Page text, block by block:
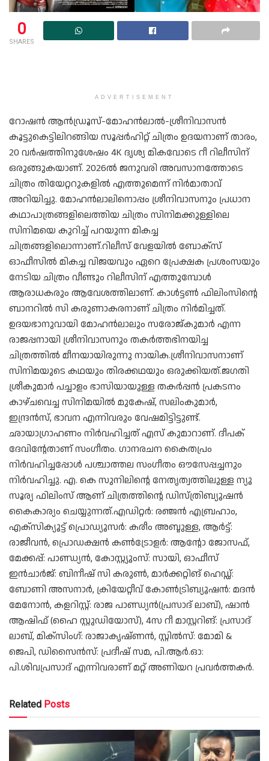
0
SHARES
ADVERTISEMENT
റോഷന്‍ ആന്‍ഡ്രൂസ്-മോഹന്‍ലാല്‍-ശ്രീനിവാസന്‍
കൂട്ടുകെട്ടിലിറങ്ങിയ സൂപ്പര്‍ഹിറ്റ് ചിത്രം ഉദയനാണ് താരം,
20 വര്‍ഷത്തിനുശേഷം 4K ദൃശ്യ മികവോടെ റീ റിലീസിന്
ഒരുങ്ങുകയാണ്. 2026ല്‍ ജനുവരി അവസാനത്തോടെ
ചിത്രം തിയേറ്ററുകളില്‍ എത്തുമെന്ന് നിര്‍മാതാവ്
അറിയിച്ചു. മോഹന്‍ലാലിനൊപ്പം ശ്രീനിവാസനും പ്രധാന
കഥാപാത്രങ്ങളിലെത്തിയ ചിത്രം സിനിമക്കുള്ളിലെ
സിനിമയെ കുറിച്ച് പറയുന്ന മികച്ച
ചിത്രങ്ങളിലൊന്നാണ്.റിലീസ് വേളയില്‍ ബോക്‌സ്
ഓഫീസില്‍ മികച്ച വിജയവും ഏറെ പ്രേക്ഷക പ്രശംസയും
നേടിയ ചിത്രം വീണ്ടും റിലീസിന് എത്തുമ്പോള്‍
ആരാധകരും ആവേശത്തിലാണ്. കാള്‍ട്ടണ്‍ ഫിലിംസിന്റെ
ബാനറില്‍ സി കരുണാകരനാണ് ചിത്രം നിര്‍മിച്ചത്.
ഉദയഭാനുവായി മോഹന്‍ലാലും സരോജ്കുമാര്‍ എന്ന
രാജപ്പനായി ശ്രീനിവാസനും തകര്‍ത്തഭിനയിച്ച
ചിത്രത്തില്‍ മീനയായിരുന്നു നായിക.ശ്രീനിവാസനാണ്
സിനിമയുടെ കഥയും തിരക്കഥയും ഒരുക്കിയത്.ജഗതി
ശ്രീകുമാര്‍ പച്ചാളം ഭാസിയായുള്ള തകര്‍പ്പന്‍ പ്രകടനം
കാഴ്ചവെച്ച സിനിമയില്‍ മുകേഷ്, സലിംകുമാര്‍,
ഇന്ദ്രന്‍സ്, ഭാവന എന്നിവരും വേഷമിട്ടിട്ടുണ്ട്.
ഛായാഗ്രാഹണം നിര്‍വഹിച്ചത് എസ് കുമാറാണ്. ദീപക്
ദേവിന്റേതാണ് സംഗീതം. ഗാനരചന കൈതപ്രം
നിര്‍വഹിച്ചപ്പോള്‍ പശ്ചാത്തല സംഗീതം ഔസേപ്പച്ചനും
നിര്‍വഹിച്ചു. എ. കെ സുനിലിന്റെ നേതൃത്വത്തിലുള്ള ന്യൂ
സൂര്യ ഫിലിംസ് ആണ് ചിത്രത്തിന്റെ ഡിസ്ത്രിബ്യൂഷന്‍
കൈകാര്യം ചെയ്യുന്നത്.എഡിറ്റര്‍: രഞ്ജന്‍ എബ്രഹാം,
എക്‌സിക്യൂട്ട് പ്രൊഡ്യൂസര്‍: കരീം അബ്ദുള്ള, ആര്‍ട്ട്:
രാജീവന്‍, പ്രൊഡക്ഷന്‍ കണ്‍ട്രോളര്‍: ആന്റോ ജോസഫ്,
മേക്കപ്പ്: പാണ്ഡ്യന്‍, കോസ്റ്റ്യൂംസ്: സായി, ഓഫീസ്
ഇന്‍ചാര്‍ജ്: ബിനീഷ് സി കരുണ്‍, മാര്‍ക്കറ്റിങ് ഹെഡ്ഡ്:
ബോണി അസനാര്‍, ക്രിയേറ്റീവ് കോണ്‍ട്രിബ്യൂഷന്‍: മദന്‍
മേനോന്‍, കളറിസ്റ്റ്: രാജ പാണ്ഡ്യന്‍(പ്രസാദ് ലാബ്), ഷാന്‍
ആഷിഫ് (ഹൈ സ്റ്റുഡിയോസ്), 4സ റീ മാസ്റ്ററിങ്: പ്രസാദ്
ലാബ്, മിക്‌സിംഗ്: രാജാകൃഷ്ണന്‍, സ്റ്റില്‍സ്: മോമി &
ജെപി, ഡിസൈന്‍സ്: പ്രദീഷ് സമ, പി.ആര്‍.ഓ:
പി.ശിവപ്രസാദ് എന്നിവരാണ് മറ്റ് അണിയറ പ്രവര്‍ത്തകര്‍.
Related Posts